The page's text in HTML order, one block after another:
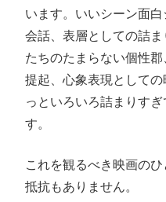
います。いいシーン面
会話、表層としての詰
たちのたまらない個性
提起、心象表現として
っといろいろ詰まりす
す。
これを観るべき映画の
抵抗もありません。